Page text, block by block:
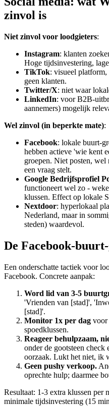
zinvol is
Niet zinvol voor loodgieters:
Instagram: klanten
Hoge tijdsinvestering,
TikTok: visueel
geen klanten.
Twitter/X: niet waar
LinkedIn: voor B2B-
aannemers) mogelijk
Wel zinvol (in beperkte mate):
Facebook: lokale buurt-
hebben actieve 'wie kent
groepen. Niet posten, wel
een vraag stelt.
Google Bedrijfsprofiel
functioneert wel zo -
klussen. Effect op lokale
Nextdoor: hyperlokaal
Nederland, maar in
steden) waardevol.
De Facebook-
Een onderschatte tactiek voor
Facebook. Concrete aanpak:
Word lid van 3-5
'Vrienden van [stad]',
[stad]'.
Monitor 1x per dag voor
spoedklussen.
Reageer behulpzaam,
onder de gootsteen check
oorzaak. Lukt het niet, ik
Geen pushy verkoop.
oprechte hulp; daarmee
Resultaat: 1-3 extra klussen per
minimale tijdsinvestering (15